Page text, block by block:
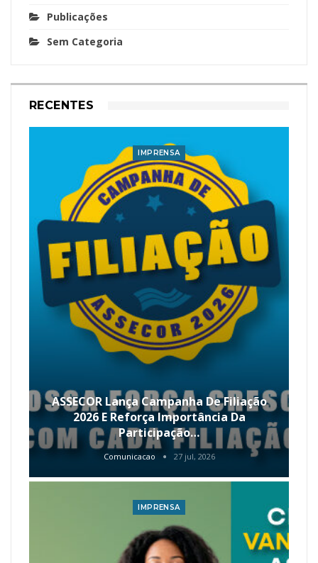
Publicações
Sem Categoria
RECENTES
IMPRENSA
ASSECOR Lança Campanha De Filiação
2026 E Reforça Importância Da
Participação…
Comunicacao 27 jul, 2026
IMPRENSA